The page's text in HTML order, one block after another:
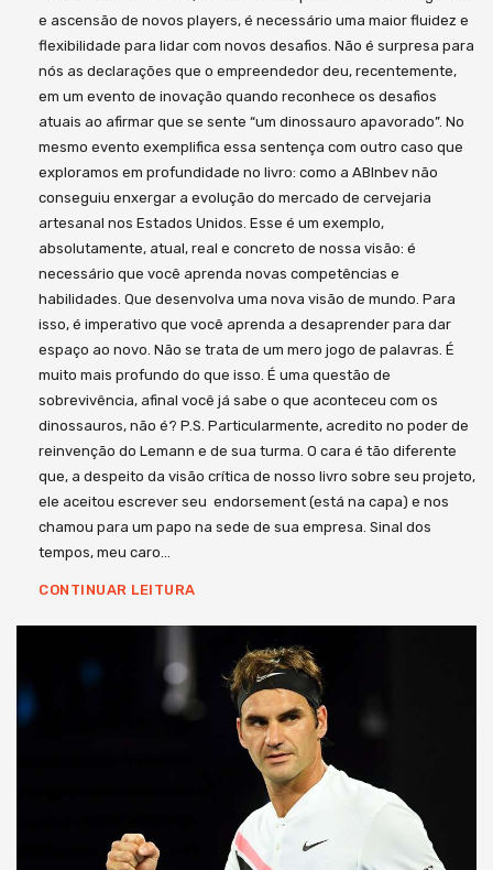
e ascensão de novos players, é necessário uma maior fluidez e
flexibilidade para lidar com novos desafios. Não é surpresa para
nós as declarações que o empreendedor deu, recentemente,
em um evento de inovação quando reconhece os desafios
atuais ao afirmar que se sente “um dinossauro apavorado”. No
mesmo evento exemplifica essa sentença com outro caso que
exploramos em profundidade no livro: como a ABInbev não
conseguiu enxergar a evolução do mercado de cervejaria
artesanal nos Estados Unidos. Esse é um exemplo,
absolutamente, atual, real e concreto de nossa visão: é
necessário que você aprenda novas competências e
habilidades. Que desenvolva uma nova visão de mundo. Para
isso, é imperativo que você aprenda a desaprender para dar
espaço ao novo. Não se trata de um mero jogo de palavras. É
muito mais profundo do que isso. É uma questão de
sobrevivência, afinal você já sabe o que aconteceu com os
dinossauros, não é? P.S. Particularmente, acredito no poder de
reinvenção do Lemann e de sua turma. O cara é tão diferente
que, a despeito da visão crítica de nosso livro sobre seu projeto,
ele aceitou escrever seu endorsement (está na capa) e nos
chamou para um papo na sede de sua empresa. Sinal dos
tempos, meu caro…
CONTINUAR LEITURA